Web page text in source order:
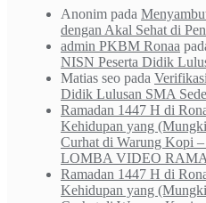
Anonim pada
dengan Akal Sehat di
admin PKBM Ronaa
NISN Peserta Didik
Matias seo pada
Didik Lulusan SMA
Ramadan 1447 H di
Kehidupan yang
Curhat di Warung
LOMBA VIDEO
Ramadan 1447 H di
Kehidupan yang